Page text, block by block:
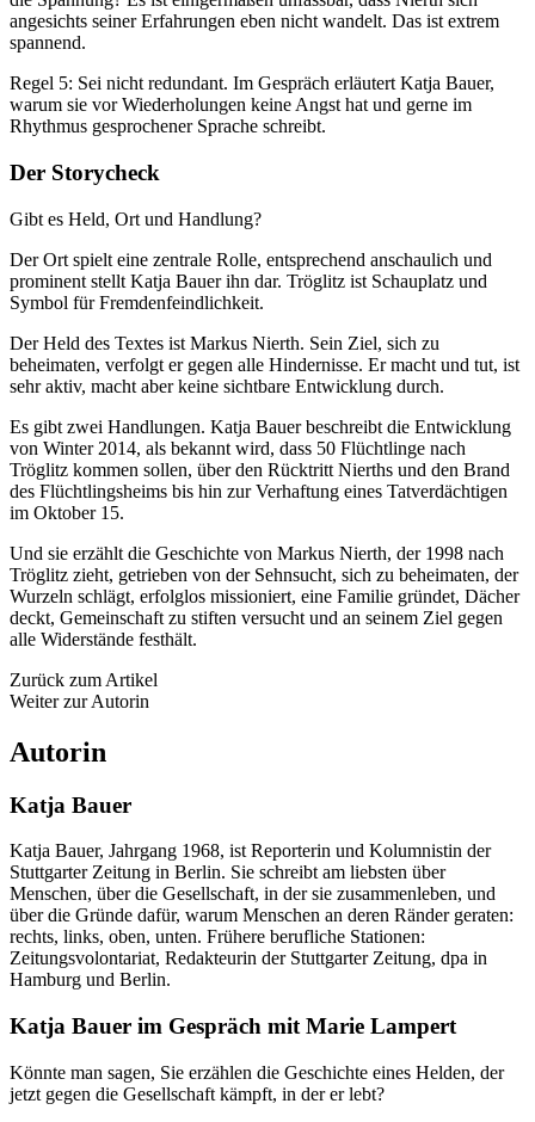
angesichts seiner Erfahrungen eben nicht wandelt. Das ist extrem
spannend.
Regel 5: Sei nicht redundant. Im Gespräch erläutert Katja Bauer,
warum sie vor Wiederholungen keine Angst hat und gerne im
Rhythmus gesprochener Sprache schreibt.
Der Storycheck
Gibt es Held, Ort und Handlung?
Der Ort spielt eine zentrale Rolle, entsprechend anschaulich und
prominent stellt Katja Bauer ihn dar. Tröglitz ist Schauplatz und
Symbol für Fremdenfeindlichkeit.
Der Held des Textes ist Markus Nierth. Sein Ziel, sich zu
beheimaten, verfolgt er gegen alle Hindernisse. Er macht und tut, ist
sehr aktiv, macht aber keine sichtbare Entwicklung durch.
Es gibt zwei Handlungen. Katja Bauer beschreibt die Entwicklung
von Winter 2014, als bekannt wird, dass 50 Flüchtlinge nach
Tröglitz kommen sollen, über den Rücktritt Nierths und den Brand
des Flüchtlingsheims bis hin zur Verhaftung eines Tatverdächtigen
im Oktober 15.
Und sie erzählt die Geschichte von Markus Nierth, der 1998 nach
Tröglitz zieht, getrieben von der Sehnsucht, sich zu beheimaten, der
Wurzeln schlägt, erfolglos missioniert, eine Familie gründet, Dächer
deckt, Gemeinschaft zu stiften versucht und an seinem Ziel gegen
alle Widerstände festhält.
Zurück zum Artikel
Weiter zur Autorin
Autorin
Katja Bauer
Katja Bauer, Jahrgang 1968, ist Reporterin und Kolumnistin der
Stuttgarter Zeitung in Berlin. Sie schreibt am liebsten über
Menschen, über die Gesellschaft, in der sie zusammenleben, und
über die Gründe dafür, warum Menschen an deren Ränder geraten:
rechts, links, oben, unten. Frühere berufliche Stationen:
Zeitungsvolontariat, Redakteurin der Stuttgarter Zeitung, dpa in
Hamburg und Berlin.
Katja Bauer im Gespräch mit Marie Lampert
Könnte man sagen, Sie erzählen die Geschichte eines Helden, der
jetzt gegen die Gesellschaft kämpft, in der er lebt?